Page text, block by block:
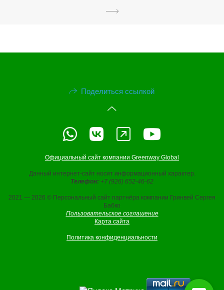
Поделиться ссылкой
Официальный сайт компании Greenway Global
Данный интернет-сайт носит информационный характер.
Телефон: +7 (926) 652-46-62
2021 — 2026 © Персональный сайт партнёра компании Гринвей Сергея
Бабко
Пользовательское соглашение
Карта сайта
Политика конфиденциальности